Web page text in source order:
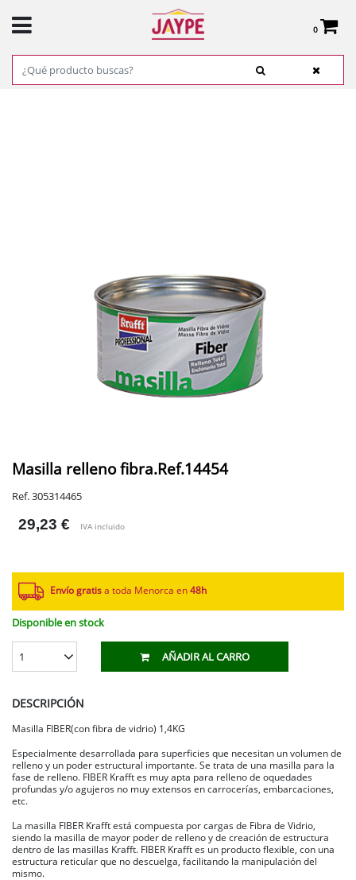
0
Total:
0,00 €
VER CESTA
Masilla relleno fibra.Ref.14454
Ref. 305314465
29,23 € IVA incluido
Envío gratis a toda Menorca en 48h
Disponible en stock
1 AÑADIR AL CARRO
DESCRIPCIÓN
Masilla FIBER(con fibra de vidrio) 1,4KG
Especialmente desarrollada para superficies que necesitan un volumen de
relleno y un poder estructural importante. Se trata de una masilla para la
fase de relleno. FIBER Krafft es muy apta para relleno de oquedades
profundas y/o agujeros no muy extensos en carrocerías, embarcaciones,
etc.
La masilla FIBER Krafft está compuesta por cargas de Fibra de Vidrio,
siendo la masilla de mayor poder de relleno y de creación de estructura
dentro de las masillas Krafft. FIBER Krafft es un producto flexible, con una
estructura reticular que no descuelga, facilitando la manipulación del
mismo.